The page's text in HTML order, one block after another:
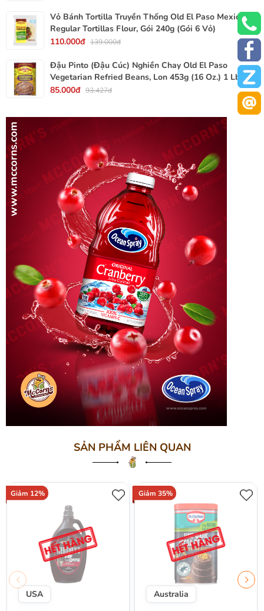
Vỏ Bánh Tortilla Truyền Thống Old El Paso Mexican
Regular Tortillas Flour, Gói 240g (Gói 6 Vỏ)
110.000đ 139.000đ
Đậu Pinto (Đậu Cúc) Nghiền Chay Old El Paso
Vegetarian Refried Beans, Lon 453g (16 Oz.) 1 Lb.
85.000đ 93.427đ
SẢN PHẨM LIÊN QUAN
Giảm 12%
USA
Giảm 35%
Australia